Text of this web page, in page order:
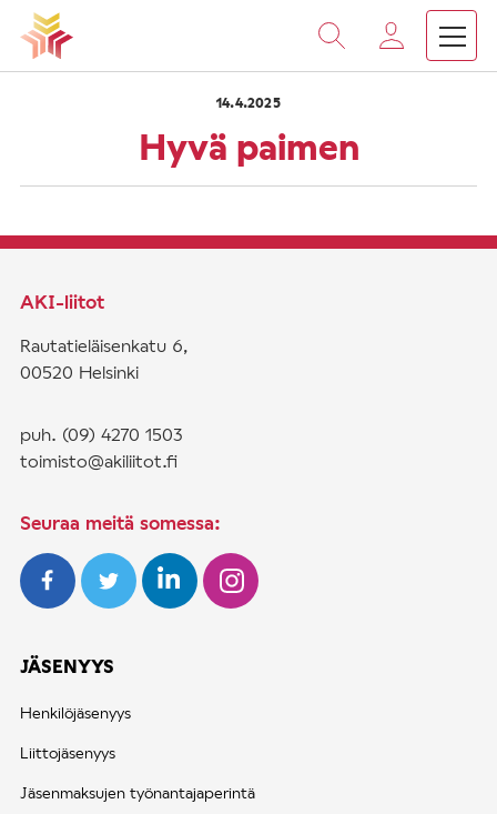
Vieritä
sisältöön
Etusivu Hyvä paimen
14.4.2025
Hyvä paimen
AKI-liitot
Rautatieläisenkatu 6,
00520 Helsinki
puh. (09) 4270 1503
toimisto@akiliitot.fi
Seuraa meitä somessa:
JÄSENYYS
Henkilöjäsenyys
Liittojäsenyys
Jäsenmaksujen työnantajaperintä